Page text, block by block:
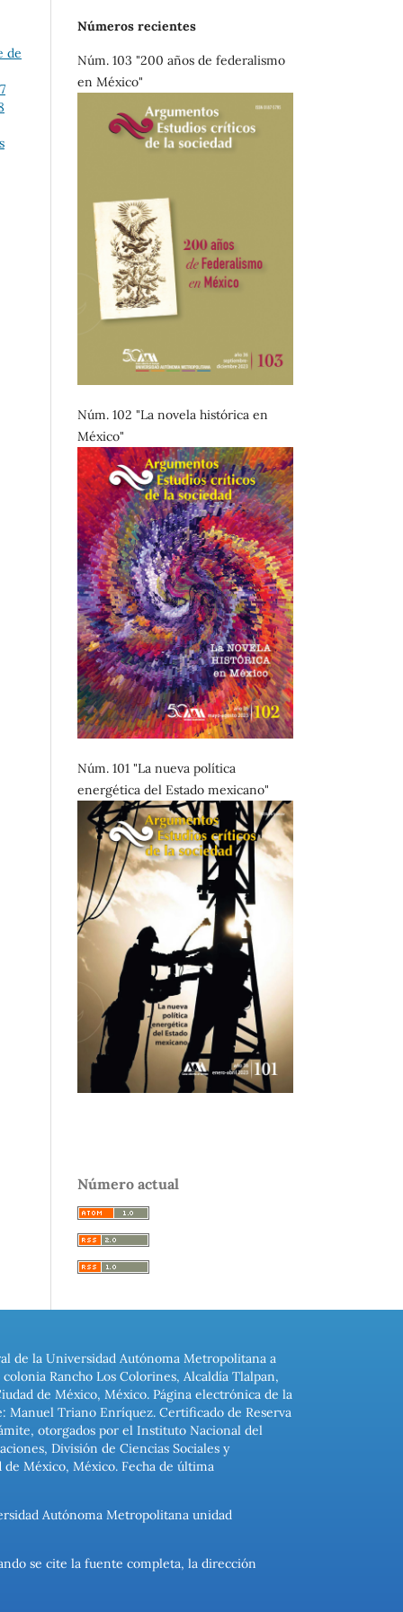
de
Números recientes
Núm. 103 "200 años de federalismo
en México"
Núm. 102 "La novela histórica en
México"
Núm. 101 "La nueva política
energética del Estado mexicano"
Número actual
de la Universidad Autónoma Metropolitana a
Rancho Los Colorines, Alcaldía Tlalpan,
de México, México. Página electrónica de la
Triano Enríquez. Certificado de Reserva
otorgados por el Instituto Nacional del
División de Ciencias Sociales y
de México, México. Fecha de última
Autónoma Metropolitana unidad
se cite la fuente completa, la dirección